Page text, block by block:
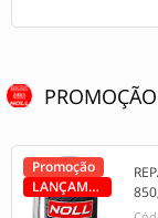
Promoção
LANÇAMENTO